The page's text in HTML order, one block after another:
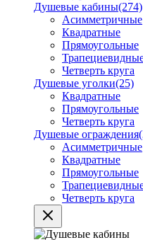
Душевые кабины(274)
Асимметричные
Квадратные
Прямоугольные
Четверть круга
Душевые уголки(25)
Квадратные
Прямоугольные
Четверть круга
Душевые ограждения
Асимметричные
Квадратные
Прямоугольные
Четверть круга